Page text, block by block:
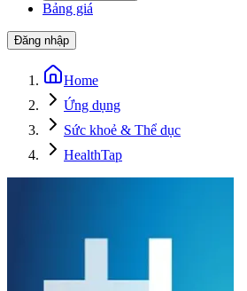
Bảng giá
Đăng nhập
Home
Ứng dụng
Sức khoẻ & Thể dục
HealthTap